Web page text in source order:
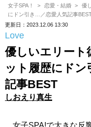
女子SPA！ 恋愛・結婚
優
にドン引き…／恋愛人気記事
更新日：2023.12.06 13:30
Love
優しいエリート
ット履歴にド
記事BEST
しおえり真生
女子SPA!で大きな反